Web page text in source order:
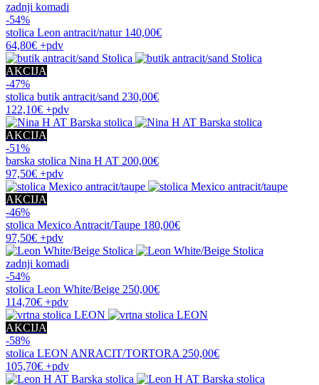
zadnji komadi
-54%
stolica Leon antracit/natur 140,00€
64,80€ +pdv
AKCIJA
-47%
stolica butik antracit/sand 230,00€
122,10€ +pdv
AKCIJA
-51%
barska stolica Nina H AT 200,00€
97,50€ +pdv
AKCIJA
-46%
stolica Mexico Antracit/Taupe 180,00€
97,50€ +pdv
zadnji komadi
-54%
stolica Leon White/Beige 250,00€
114,70€ +pdv
AKCIJA
-58%
stolica LEON ANRACIT/TORTORA 250,00€
105,70€ +pdv